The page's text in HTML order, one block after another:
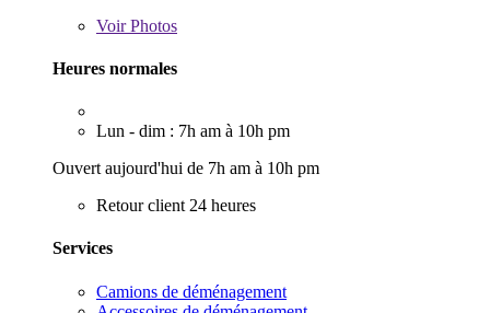
VoirPhotos
Heures normales
Lun - dim : 7h am à 10h pm
Ouvert aujourd'hui de 7h am à 10h pm
Retour client 24 heures
Services
Camions de déménagement